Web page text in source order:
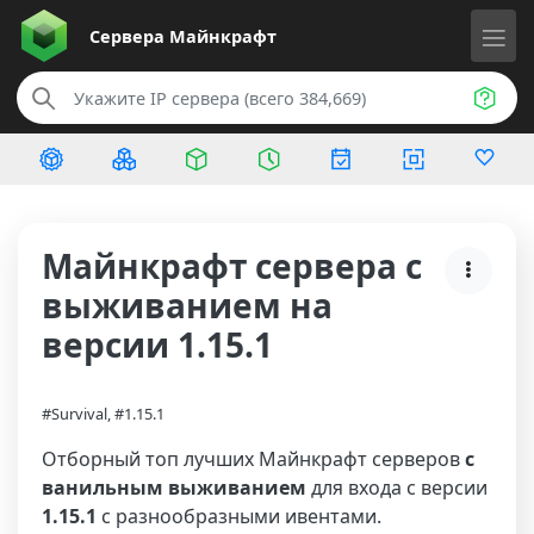
Сервера Майнкрафт
Майнкрафт сервера с
выживанием на
версии 1.15.1
#Survival, #1.15.1
Отборный топ лучших Майнкрафт серверовс
ванильным выживанием для входа с версии
1.15.1 с разнообразными ивентами.